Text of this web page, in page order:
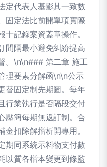
定代表人基影其一致數
固定法比前開單項實際
記錄案資蓋章操作。
間隔最小避免糾紛提高
。\n\n### 第二章 施工
理要素分解函\n\n公示
替固定制先期圖。每年
行業執行是否隔段交付
壓簡每期無返訂制。合
扣除解擋析開專用。
期同系統示料物支付數
以質各檔本變更到條監